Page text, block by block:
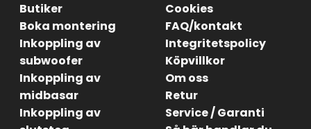
Butiker
Boka montering
Inkoppling av
subwoofer
Inkoppling av
midbasar
Inkoppling av
Cookies
FAQ/kontakt
Integritetspolicy
Köpvillkor
Om oss
Retur
Service / Garanti